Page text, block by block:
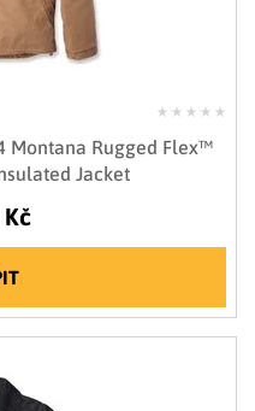
Montana Rugged Flex™
Jacket